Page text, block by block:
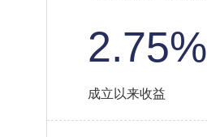
2.75%
成立以来收益